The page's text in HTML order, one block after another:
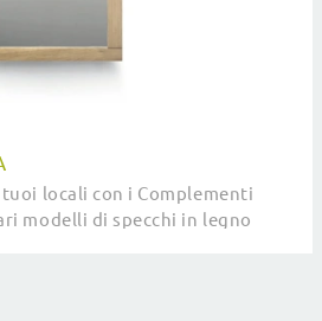
locali con i Complementi
modelli di specchi in legno